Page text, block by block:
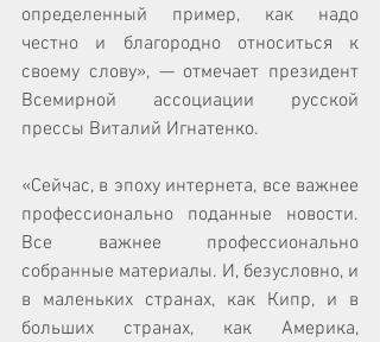
определенный пример, как надо
честно и благородно относиться к
своему слову», — отмечает президент
Всемирной ассоциации русской
прессы Виталий Игнатенко.
«Сейчас, в эпоху интернета, все важнее
профессионально поданные новости.
Все важнее профессионально
собранные материалы. И, безусловно, и
в маленьких странах, как Кипр, и в
больших странах, как Америка,